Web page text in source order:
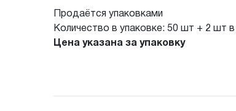
Продаётся упаковками
Количество в упаковке: 50 шт + 2 шт
Цена указана за упаковку